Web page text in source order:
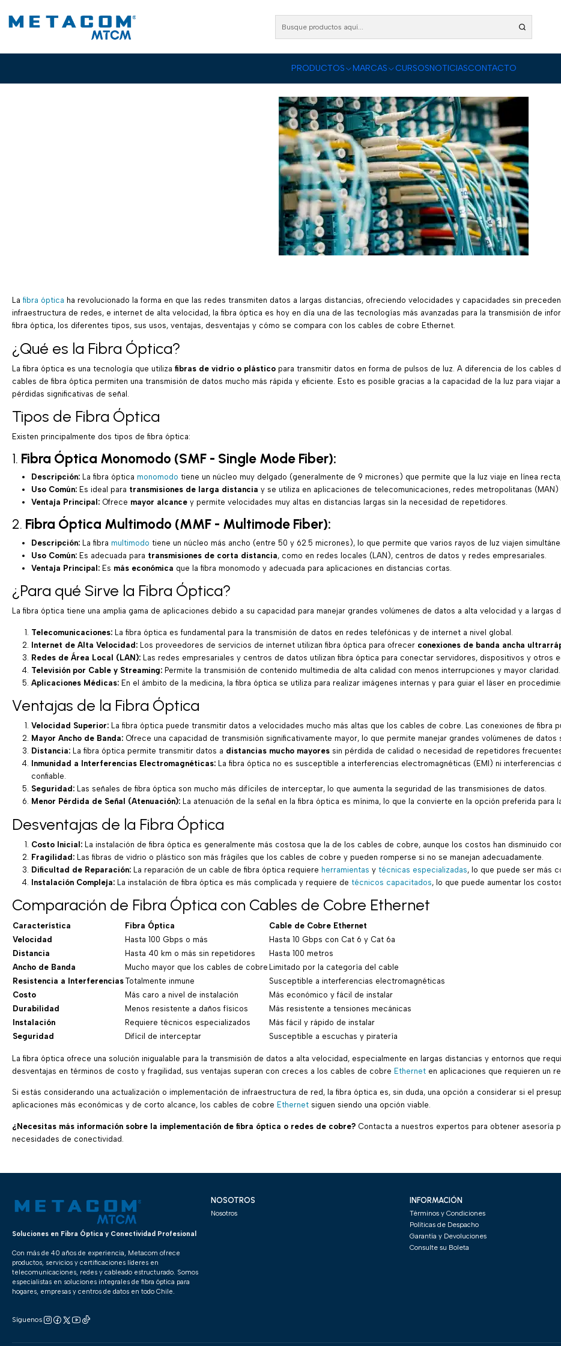
PRODUCTOS MARCAS CURSOSNOTICIASCONTACTO
Fibra Óptica: Tipos, Usos, Ventajas y Comparación con
La fibra óptica ha revolucionado la forma en que las redes transmiten datos a largas distancias, ofreciendo velocidades y capacidades sin
infraestructura de redes, e internet de alta velocidad, la fibra óptica es hoy en día una de las tecnologías más avanzadas para la transmisión de
fibra óptica, los diferentes tipos, sus usos, ventajas, desventajas y cómo se compara con los cables de cobre Ethernet.
¿Qué es la Fibra Óptica?
La fibra óptica es una tecnología que utiliza fibras de vidrio o plásticopara transmitir datos en forma de pulsos de luz. A diferencia de los cables
cables de fibra óptica permiten una transmisión de datos mucho más rápida y eficiente. Esto es posible gracias a la capacidad de la luz para viajar
pérdidas significativas de señal.
Tipos de Fibra Óptica
Existen principalmente dos tipos de fibra óptica:
1. Fibra Óptica Monomodo (SMF - Single Mode Fiber):
Descripción:La fibra óptica monomodo tiene un núcleo muy delgado (generalmente de 9 micrones) que permite que la luz viaje en línea
Uso Común:Es ideal para transmisiones de larga distancia y se utiliza en aplicaciones de telecomunicaciones, redes metropolitanas
Ventaja Principal:Ofrece mayor alcancey permite velocidades muy altas en distancias largas sin la necesidad de repetidores.
2. Fibra Óptica Multimodo (MMF - Multimode Fiber):
Descripción:La fibra multimodo tiene un núcleo más ancho (entre 50 y 62.5 micrones), lo que permite que varios rayos de luz viajen
Uso Común:Es adecuada para transmisiones de corta distancia, como en redes locales (LAN), centros de datos y redes empresariales.
Ventaja Principal:Es más económica que la fibra monomodo y adecuada para aplicaciones en distancias cortas.
¿Para qué Sirve la Fibra Óptica?
La fibra óptica tiene una amplia gama de aplicaciones debido a su capacidad para manejar grandes volúmenes de datos a alta velocidad y a largas
Telecomunicaciones:La fibra óptica es fundamental para la transmisión de datos en redes telefónicas y de internet a nivel global.
Internet de Alta Velocidad:Los proveedores de servicios de internet utilizan fibra óptica para ofrecer conexiones de banda ancha
Redes de Área Local (LAN):Las redes empresariales y centros de datos utilizan fibra óptica para conectar servidores, dispositivos y otros
Televisión por Cable y Streaming:Permite la transmisión de contenido multimedia de alta calidad con menos interrupciones y mayor claridad.
Aplicaciones Médicas:En el ámbito de la medicina, la fibra óptica se utiliza para realizar imágenes internas y para guiar el láser en
Ventajas de la Fibra Óptica
Velocidad Superior:La fibra óptica puede transmitir datos a velocidades mucho más altas que los cables de cobre. Las conexiones de fibra
Mayor Ancho de Banda:Ofrece una capacidad de transmisión significativamente mayor, lo que permite manejar grandes volúmenes de datos
Distancia:La fibra óptica permite transmitir datos a distancias mucho mayoressin pérdida de calidad o necesidad de repetidores
Inmunidad a Interferencias Electromagnéticas:La fibra óptica no es susceptible a interferencias electromagnéticas (EMI) ni interferencias
confiable.
Seguridad:Las señales de fibra óptica son mucho más difíciles de interceptar, lo que aumenta la seguridad de las transmisiones de datos.
Menor Pérdida de Señal (Atenuación):La atenuación de la señal en la fibra óptica es mínima, lo que la convierte en la opción preferida para
Desventajas de la Fibra Óptica
Costo Inicial:La instalación de fibra óptica es generalmente más costosa que la de los cables de cobre, aunque los costos han disminuido
Fragilidad:Las fibras de vidrio o plástico son más frágiles que los cables de cobre y pueden romperse si no se manejan adecuadamente.
Dificultad de Reparación:La reparación de un cable de fibra óptica requiere herramientas y técnicas especializadas, lo que puede ser más
Instalación Compleja:La instalación de fibra óptica es más complicada y requiere de técnicos capacitados, lo que puede aumentar los
Comparación de Fibra Óptica con Cables de Cobre Ethernet
Característica Fibra Óptica
Cable de Cobre Ethernet
Velocidad
Hasta 100 Gbps o más
Hasta 10 Gbps con Cat 6 y Cat 6a
Distancia
Hasta 40 km o más sin repetidores
Hasta 100 metros
Ancho de Banda
Mucho mayor que los cables de cobre
Limitado por la categoría del cable
Resistencia a Interferencias Totalmente inmune
Susceptible a interferencias electromagnéticas
Costo
Más caro a nivel de instalación
Más económico y fácil de instalar
Durabilidad
Menos resistente a daños físicos
Más resistente a tensiones mecánicas
Instalación
Requiere técnicos especializados
Más fácil y rápido de instalar
Seguridad
Difícil de interceptar Susceptible a escuchas y piratería
La fibra óptica ofrece una solución inigualable para la transmisión de datos a alta velocidad, especialmente en largas distancias y entornos que
desventajas en términos de costo y fragilidad, sus ventajas superan con creces a los cables de cobre Etherneten aplicaciones que requieren un
Si estás considerando una actualización o implementación de infraestructura de red, la fibra óptica es, sin duda, una opción a considerar si el
aplicaciones más económicas y de corto alcance, los cables de cobre Ethernet siguen siendo una opción viable.
¿Necesitas más información sobre la implementación de fibra óptica o redes de cobre?Contacta a nuestros expertos para obtener asesoría
necesidades de conectividad.
Soluciones en Fibra Óptica y Conectividad Profesional
Con más de 40 años de experiencia, Metacom ofrece
productos, servicios y certificaciones líderes en
telecomunicaciones, redes y cableado estructurado. Somos
especialistas en soluciones integrales de fibra óptica para
hogares, empresas y centros de datos en todo Chile.
Síguenos
NOSOTROS
Nosotros
INFORMACIÓN
Términos y Condiciones
Políticas de Despacho
Garantía y Devoluciones
Consulte su Boleta